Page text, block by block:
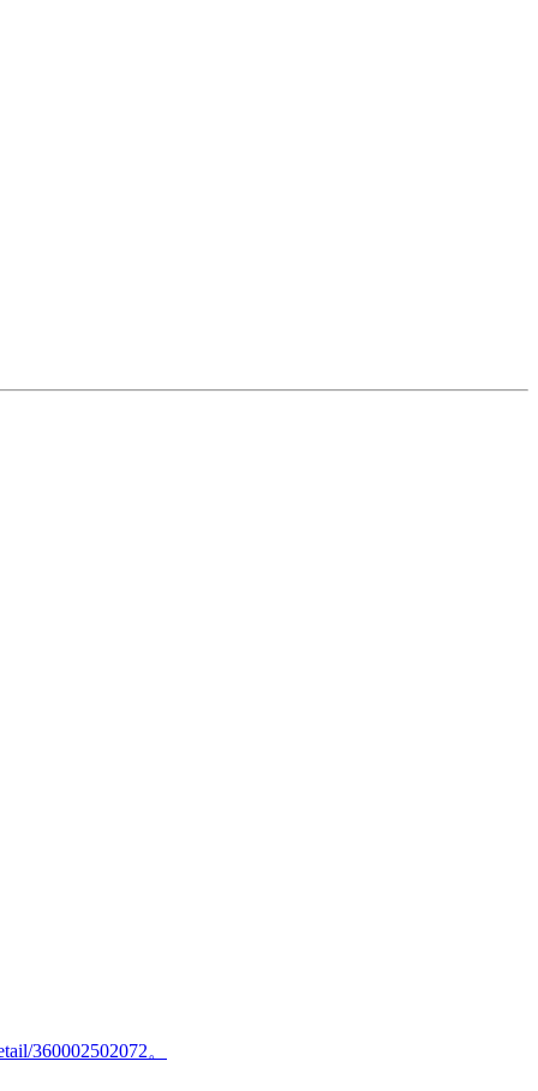
360002502072。